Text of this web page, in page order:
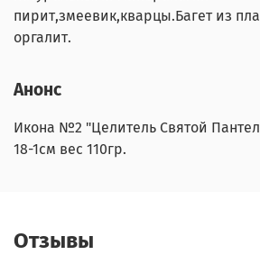
пирит,змеевик,кварцы.Багет из
оргалит.
Анонс
Икона №2 "Целитель Святой
18-1см вес 110гр.
Отзывы